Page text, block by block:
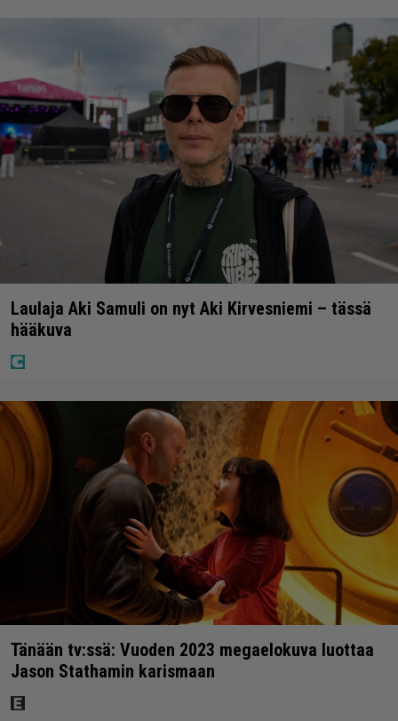
Laulaja Aki Samuli on nyt Aki Kirvesniemi – tässä
hääkuva
Tänään tv:ssä: Vuoden 2023 megaelokuva luottaa
Jason Stathamin karismaan